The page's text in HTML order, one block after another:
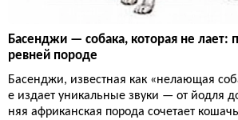
Басенджи — собака, которая не
ревней породе
Басенджи, известная как «нелающая
е издает уникальные звуки — от йодля
няя африканская порода сочетает